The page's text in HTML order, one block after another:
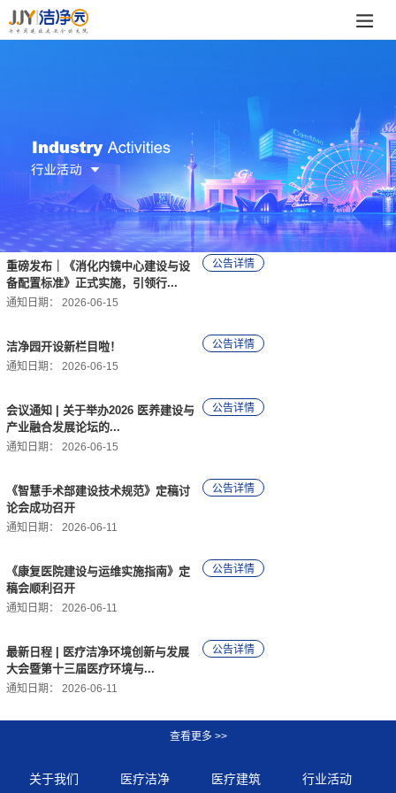
重磅发布｜《消化内镜中心建设与设
备配置标准》正式实施，引领行...
通知日期： 2026-06-15
洁净园开设新栏目啦！
通知日期： 2026-06-15
会议通知 | 关于举办2026 医养建设与
产业融合发展论坛的...
通知日期： 2026-06-15
《智慧手术部建设技术规范》定稿讨
论会成功召开
通知日期： 2026-06-11
《康复医院建设与运维实施指南》定
稿会顺利召开
通知日期： 2026-06-11
最新日程 | 医疗洁净环境创新与发展
大会暨第十三届医疗环境与...
通知日期： 2026-06-11
关于我们 医疗洁净 医疗建筑 行业活动